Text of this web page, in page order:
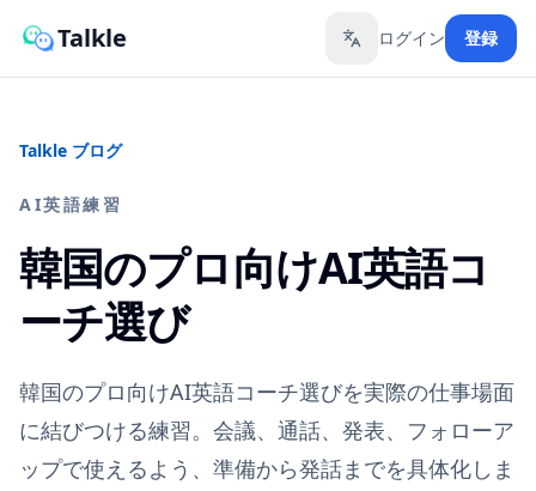
Talkle Toggle language
ログイン 登録
Talkle ブログ
AI英語練習
韓国のプロ向けAI英語コ
ーチ選び
韓国のプロ向けAI英語コーチ選びを実際の仕事場面
に結びつける練習。会議、通話、発表、フォローア
ップで使えるよう、準備から発話までを具体化しま